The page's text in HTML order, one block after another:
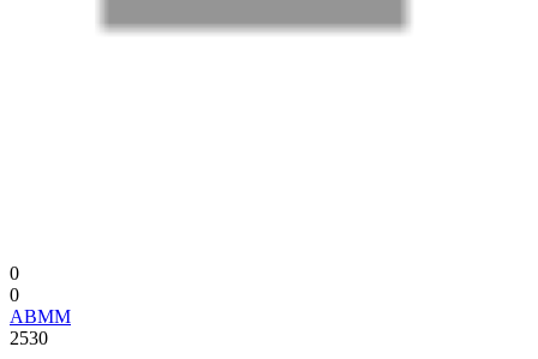
0
0
ABMM
2530